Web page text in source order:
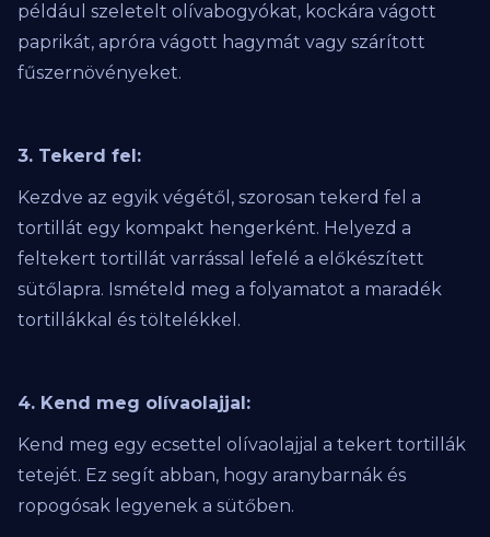
például szeletelt olívabogyókat, kockára vágott
paprikát, apróra vágott hagymát vagy szárított
fűszernövényeket.
3. Tekerd fel:
Kezdve az egyik végétől, szorosan tekerd fel a
tortillát egy kompakt hengerként. Helyezd a
feltekert tortillát varrással lefelé a előkészített
sütőlapra. Ismételd meg a folyamatot a maradék
tortillákkal és töltelékkel.
4. Kend meg olívaolajjal:
Kend meg egy ecsettel olívaolajjal a tekert tortillák
tetejét. Ez segít abban, hogy aranybarnák és
ropogósak legyenek a sütőben.